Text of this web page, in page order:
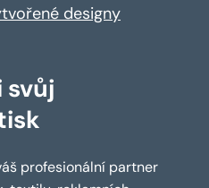
designy
svůj
profesionální partner